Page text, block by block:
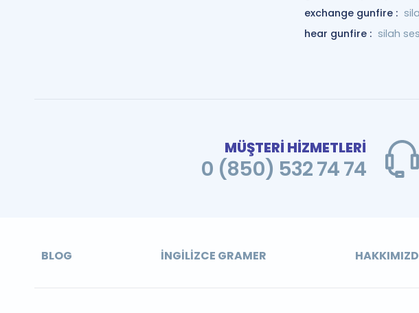
exchange gunfire :
hear gunfire : silah
MÜŞTERİ HİZMETLERİ
0 (850) 532 74 74
BLOG İNGILIZCE GRAMER